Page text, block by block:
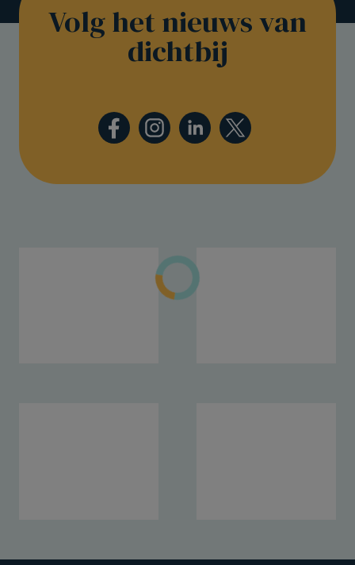
Volg het nieuws van
dichtbij